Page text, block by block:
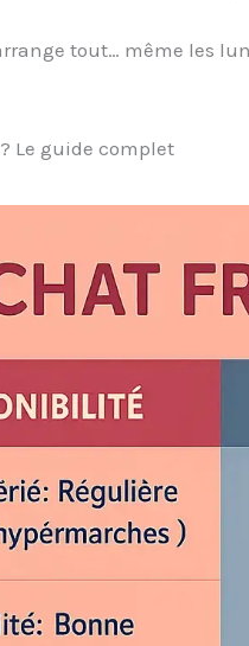
tout… même les
Le guide complet